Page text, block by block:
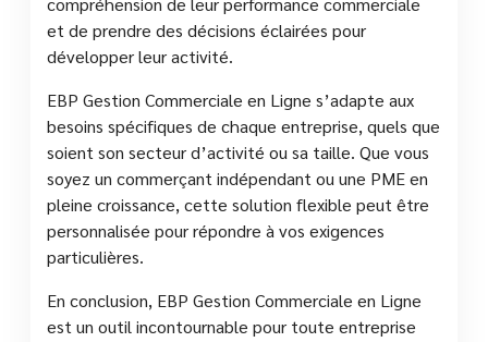
et de prendre des décisions éclairées pour
développer leur activité.
EBP Gestion Commerciale en Ligne s’adapte aux
besoins spécifiques de chaque entreprise, quels que
soient son secteur d’activité ou sa taille. Que vous
soyez un commerçant indépendant ou une PME en
pleine croissance, cette solution flexible peut être
personnalisée pour répondre à vos exigences
particulières.
En conclusion, EBP Gestion Commerciale en Ligne
est un outil incontournable pour toute entreprise